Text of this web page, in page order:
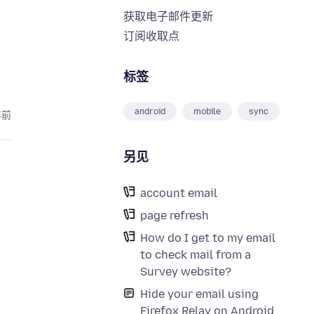
获取电子邮件更新
订阅收取点
标签
android mobile sync
另见
account email
page refresh
How do I get to my email
to check mail from a
Survey website?
Hide your email using
Firefox Relay on Android